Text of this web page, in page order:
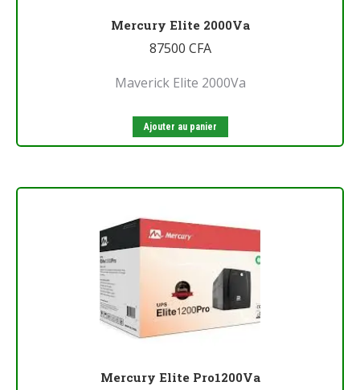
Mercury Elite 2000Va
87500 CFA
Maverick Elite 2000Va
Ajouter au panier
Mercury Elite Pro1200Va